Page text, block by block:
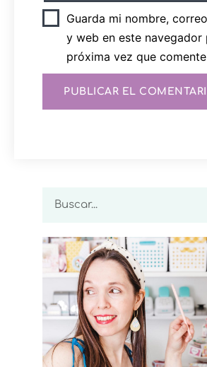
Guarda mi nombre,
y web en este navegador
próxima vez que